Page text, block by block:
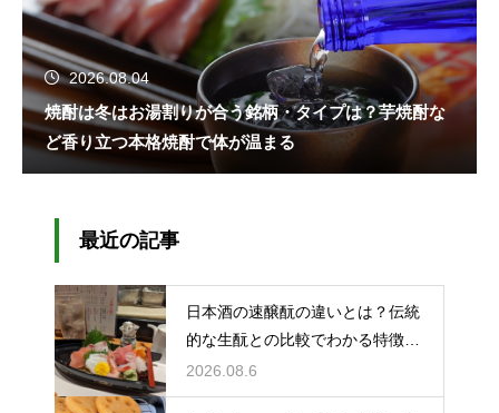
2026.08.04
焼酎は冬はお湯割りが合う銘柄・タイプは？芋焼酎な
ど香り立つ本格焼酎で体が温まる
最近の記事
日本酒の速醸酛の違いとは？伝統
的な生酛との比較でわかる特徴を
解説
2026.08.6